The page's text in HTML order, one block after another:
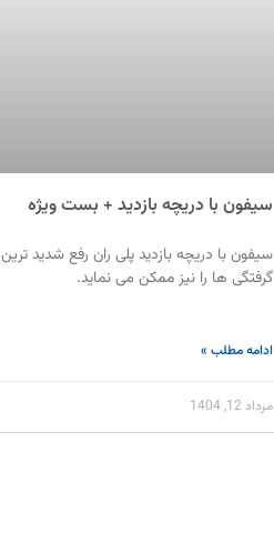
سیفون با دریچه بازدید + بست ویژه
سیفون با دریچه بازدید پلی ران رفع شدید ترین
گرفتگی ها را نیز ممکن می نماید.
ادامه مطلب »
مرداد 12, 1404